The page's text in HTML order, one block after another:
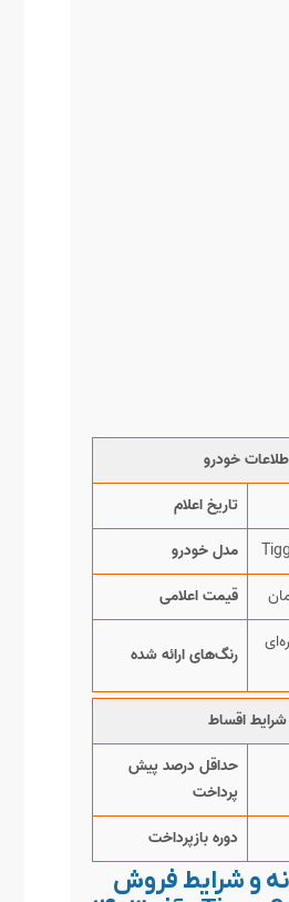
خودرو
تاریخ اعلام
مدل خودرو
قیمت اعلامی
رنگ‌های ارائه شده
شرایط اقساط
حداقل درصد پیش
پرداخت
دوره بازپرداخت
و شرایط فروش